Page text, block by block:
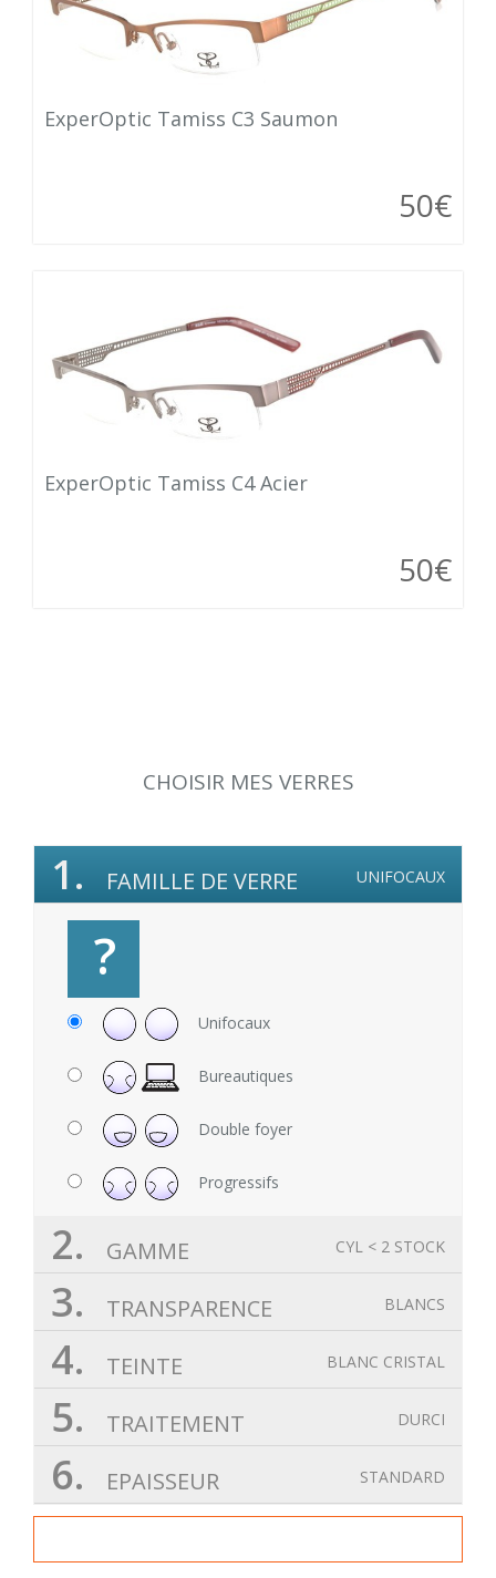
ExperOptic Tamiss C3 Saumon
50€
ExperOptic Tamiss C4 Acier
50€
CHOISIR MES VERRES
UNIFOCAUX
1. FAMILLE DE VERRE
?
Unifocaux
Bureautiques
Double foyer
Progressifs
CYL < 2 STOCK
2. GAMME
BLANCS
3. TRANSPARENCE
BLANC CRISTAL
4. TEINTE
DURCI
5. TRAITEMENT
STANDARD
6. EPAISSEUR